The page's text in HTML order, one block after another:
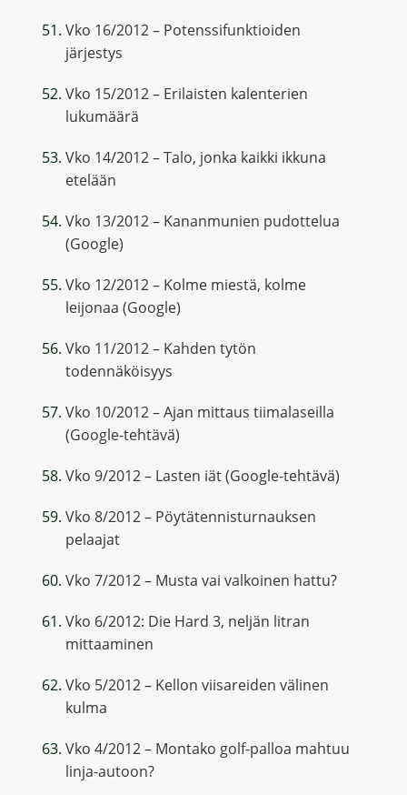
Vko 16/2012 – Potenssifunktioiden
järjestys
Vko 15/2012 – Erilaisten kalenterien
lukumäärä
Vko 14/2012 – Talo, jonka kaikki ikkuna
etelään
Vko 13/2012 – Kananmunien pudottelua
(Google)
Vko 12/2012 – Kolme miestä, kolme
leijonaa (Google)
Vko 11/2012 – Kahden tytön
todennäköisyys
Vko 10/2012 – Ajan mittaus tiimalaseilla
(Google-tehtävä)
Vko 9/2012 – Lasten iät (Google-tehtävä)
Vko 8/2012 – Pöytätennisturnauksen
pelaajat
Vko 7/2012 – Musta vai valkoinen hattu?
Vko 6/2012: Die Hard 3, neljän litran
mittaaminen
Vko 5/2012 – Kellon viisareiden välinen
kulma
Vko 4/2012 – Montako golf-palloa mahtuu
linja-autoon?